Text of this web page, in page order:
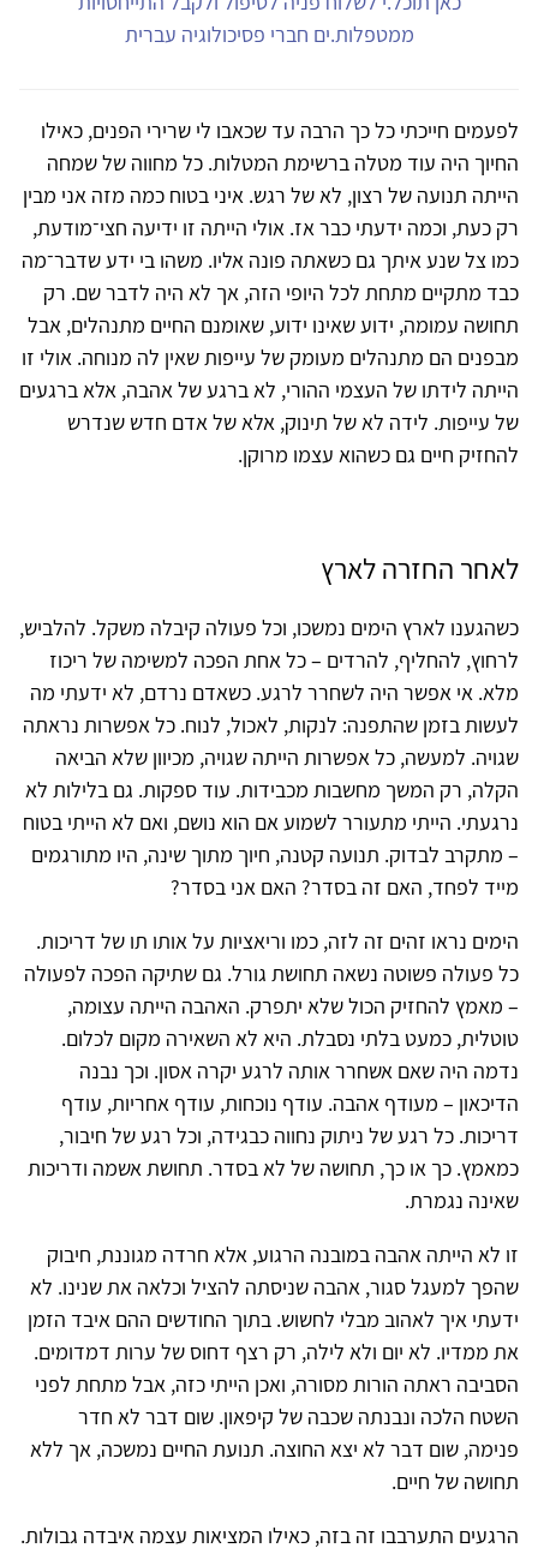
ממטפלות.ים חברי פסיכולוגיה עברית
לפעמים חייכתי כל כך הרבה עד שכאבו לי שרירי הפנים, כאילו
החיוך היה עוד מטלה ברשימת המטלות. כל מחווה של שמחה
הייתה תנועה של רצון, לא של רגש. איני בטוח כמה מזה אני מבין
רק כעת, וכמה ידעתי כבר אז. אולי הייתה זו ידיעה חצי־מודעת,
כמו צל שנע איתך גם כשאתה פונה אליו. משהו בי ידע שדבר־מה
כבד מתקיים מתחת לכל היופי הזה, אך לא היה לדבר שם. רק
תחושה עמומה, ידוע שאינו ידוע, שאומנם החיים מתנהלים, אבל
מבפנים הם מתנהלים מעומק של עייפות שאין לה מנוחה. אולי זו
הייתה לידתו של העצמי ההורי, לא ברגע של אהבה, אלא ברגעים
של עייפות. לידה לא של תינוק, אלא של אדם חדש שנדרש
להחזיק חיים גם כשהוא עצמו מרוקן.
לאחר החזרה לארץ
כשהגענו לארץ הימים נמשכו, וכל פעולה קיבלה משקל. להלביש,
לרחוץ, להחליף, להרדים – כל אחת הפכה למשימה של ריכוז
מלא. אי אפשר היה לשחרר לרגע. כשאדם נרדם, לא ידעתי מה
לעשות בזמן שהתפנה: לנקות, לאכול, לנוח. כל אפשרות נראתה
שגויה. למעשה, כל אפשרות הייתה שגויה, מכיוון שלא הביאה
הקלה, רק המשך מחשבות מכבידות. עוד ספקות. גם בלילות לא
נרגעתי. הייתי מתעורר לשמוע אם הוא נושם, ואם לא הייתי בטוח
– מתקרב לבדוק. תנועה קטנה, חיוך מתוך שינה, היו מתורגמים
מייד לפחד, האם זה בסדר? האם אני בסדר?
הימים נראו זהים זה לזה, כמו וריאציות על אותו תו של דריכות.
כל פעולה פשוטה נשאה תחושת גורל. גם שתיקה הפכה לפעולה
– מאמץ להחזיק הכול שלא יתפרק. האהבה הייתה עצומה,
טוטלית, כמעט בלתי נסבלת. היא לא השאירה מקום לכלום.
נדמה היה שאם אשחרר אותה לרגע יקרה אסון. וכך נבנה
הדיכאון – מעודף אהבה. עודף נוכחות, עודף אחריות, עודף
דריכות. כל רגע של ניתוק נחווה כבגידה, וכל רגע של חיבור,
כמאמץ. כך או כך, תחושה של לא בסדר. תחושת אשמה ודריכות
שאינה נגמרת.
זו לא הייתה אהבה במובנה הרגוע, אלא חרדה מגוננת, חיבוק
שהפך למעגל סגור, אהבה שניסתה להציל וכלאה את שנינו. לא
ידעתי איך לאהוב מבלי לחשוש. בתוך החודשים ההם איבד הזמן
את ממדיו. לא יום ולא לילה, רק רצף דחוס של ערות דמדומים.
הסביבה ראתה הורות מסורה, ואכן הייתי כזה, אבל מתחת לפני
השטח הלכה ונבנתה שכבה של קיפאון. שום דבר לא חדר
פנימה, שום דבר לא יצא החוצה. תנועת החיים נמשכה, אך ללא
תחושה של חיים.
הרגעים התערבבו זה בזה, כאילו המציאות עצמה איבדה גבולות.